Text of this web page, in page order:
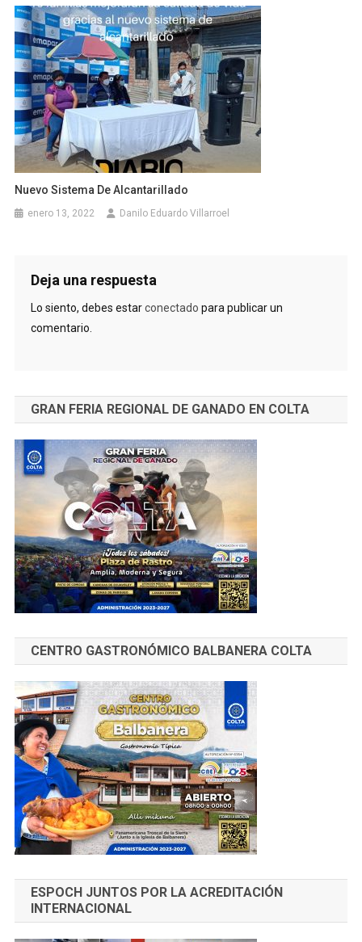
Nuevo Sistema De Alcantarillado
enero 13, 2022 Danilo Eduardo Villarroel
Deja una respuesta
Lo siento, debes estarconectado para publicar un
comentario.
GRAN FERIA REGIONAL DE GANADO EN COLTA
CENTRO GASTRONÓMICO BALBANERA COLTA
ESPOCH JUNTOS POR LA ACREDITACIÓN
INTERNACIONAL